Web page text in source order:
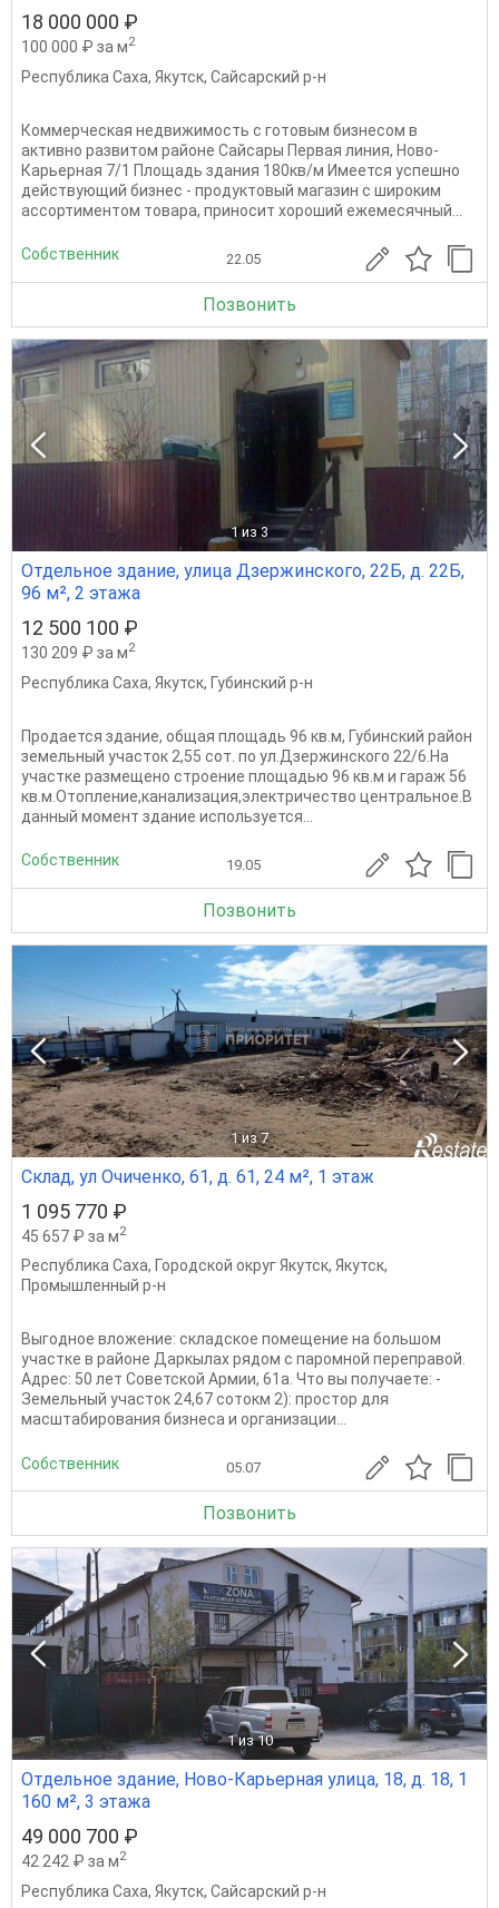
18 000 000 ₽
100 000 ₽ за м2
Республика Саха, Якутск, Сайсарский р-н
Коммерческая недвижимость с готовым бизнесом в
активно развитом районе Сайсары Первая линия, Ново-
Карьерная 7/1 Площадь здания 180кв/м Имеется успешно
действующий бизнес - продуктовый магазин с широким
ассортиментом товара, приносит хороший ежемесячный...
Собственник 22.05
Позвонить
1 из 3
Отдельное здание, улица Дзержинского, 22Б, д. 22Б,
96 м², 2 этажа
12 500 100 ₽
130 209 ₽ за м2
Республика Саха, Якутск, Губинский р-н
Продается здание, общая площадь 96 кв.м, Губинский район
земельный участок 2,55 сот. по ул.Дзержинского 22/6.На
участке размещено строение площадью 96 кв.м и гараж 56
кв.м.Отопление,канализация,электричество центральное.В
данный момент здание используется...
Собственник 19.05
Позвонить
1 из 7
Склад, ул Очиченко, 61, д. 61, 24 м², 1 этаж
1 095 770 ₽
45 657 ₽ за м2
Республика Саха, Городской округ Якутск, Якутск,
Промышленный р-н
Выгодное вложение: складское помещение на большом
участке в районе Даркылах рядом с паромной переправой.
Адрес: 50 лет Советской Армии, 61а. Что вы получаете: -
Земельный участок 24,67 сотокм 2): простор для
масштабирования бизнеса и организации...
Собственник 05.07
Позвонить
1 из 10
Отдельное здание, Ново-Карьерная улица, 18, д. 18, 1
160 м², 3 этажа
49 000 700 ₽
42 242 ₽ за м2
Республика Саха, Якутск, Сайсарский р-н